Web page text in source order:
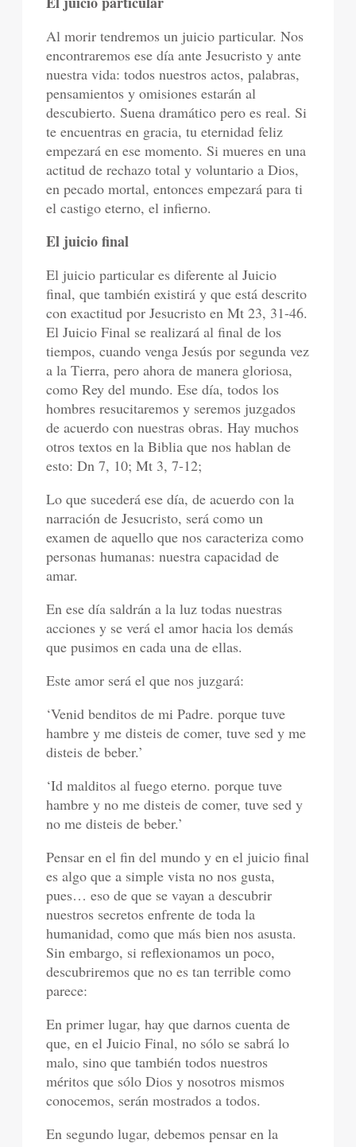
Al morir tendremos un juicio particular. Nos
encontraremos ese día ante Jesucristo y ante
nuestra vida: todos nuestros actos, palabras,
pensamientos y omisiones estarán al
descubierto. Suena dramático pero es real. Si
te encuentras en gracia, tu eternidad feliz
empezará en ese momento. Si mueres en una
actitud de rechazo total y voluntario a Dios,
en pecado mortal, entonces empezará para ti
el castigo eterno, el infierno.
El juicio final
El juicio particular es diferente al Juicio
final, que también existirá y que está descrito
con exactitud por Jesucristo en Mt 23, 31-46.
El Juicio Final se realizará al final de los
tiempos, cuando venga Jesús por segunda vez
a la Tierra, pero ahora de manera gloriosa,
como Rey del mundo. Ese día, todos los
hombres resucitaremos y seremos juzgados
de acuerdo con nuestras obras. Hay muchos
otros textos en la Biblia que nos hablan de
esto: Dn 7, 10; Mt 3, 7-12;
Lo que sucederá ese día, de acuerdo con la
narración de Jesucristo, será como un
examen de aquello que nos caracteriza como
personas humanas: nuestra capacidad de
amar.
En ese día saldrán a la luz todas nuestras
acciones y se verá el amor hacia los demás
que pusimos en cada una de ellas.
Este amor será el que nos juzgará:
‘Venid benditos de mi Padre. porque tuve
hambre y me disteis de comer, tuve sed y me
disteis de beber.’
‘Id malditos al fuego eterno. porque tuve
hambre y no me disteis de comer, tuve sed y
no me disteis de beber.’
Pensar en el fin del mundo y en el juicio final
es algo que a simple vista no nos gusta,
pues… eso de que se vayan a descubrir
nuestros secretos enfrente de toda la
humanidad, como que más bien nos asusta.
Sin embargo, si reflexionamos un poco,
descubriremos que no es tan terrible como
parece:
En primer lugar, hay que darnos cuenta de
que, en el Juicio Final, no sólo se sabrá lo
malo, sino que también todos nuestros
méritos que sólo Dios y nosotros mismos
conocemos, serán mostrados a todos.
En segundo lugar, debemos pensar en la